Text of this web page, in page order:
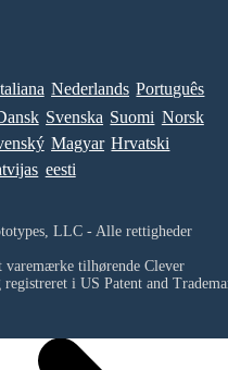
Nederlands Português
Svenska Suomi Norsk
Magyar Hrvatski
eesti
LLC - Alle rettigheder
varemærke tilhørende Clever
i US Patent and